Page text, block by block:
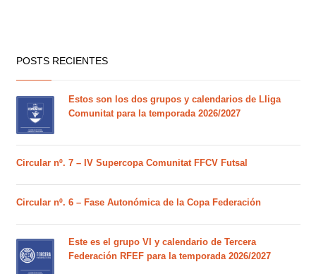
POSTS RECIENTES
Estos son los dos grupos y calendarios de Lliga
Comunitat para la temporada 2026/2027
Circular nº. 7 – IV Supercopa Comunitat FFCV Futsal
Circular nº. 6 – Fase Autonómica de la Copa Federación
Este es el grupo VI y calendario de Tercera
Federación RFEF para la temporada 2026/2027